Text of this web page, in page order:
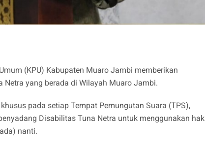
(KPU) Kabupaten Muaro Jambi memberikan
yang berada di Wilayah Muaro Jambi.
pada setiap Tempat Pemungutan Suara (TPS),
Disabilitas Tuna Netra untuk menggunakan hak
nanti.